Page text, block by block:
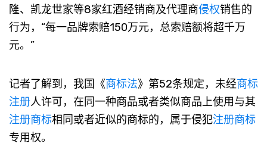
隆、凯龙世家等8家红酒经销商及代理商侵权销售的
行为，“每一品牌索赔150万元，总索赔额将超千万
元。”
记者了解到，我国《商标法》第52条规定，未经商标
注册人许可，在同一种商品或者类似商品上使用与其
注册商标相同或者近似的商标的，属于侵犯注册商标
专用权。